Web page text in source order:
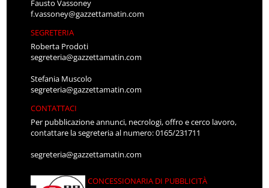
Fausto Vassoney
f.vassoney@gazzettamatin.com
SEGRETERIA
Roberta Prodoti
segreteria@gazzettamatin.com
Stefania Muscolo
segreteria@gazzettamatin.com
CONTATTACI
Per pubblicazione annunci, necrologi, offro e cerco lavoro,
contattare la segreteria al numero: 0165/231711
segreteria@gazzettamatin.com
CONCESSIONARIA DI PUBBLICITÀ